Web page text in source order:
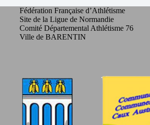
Fédération Française d’Athlétisme
Site de la Ligue de Normandie
Comité Départemental Athlétisme 76
Ville de BARENTIN